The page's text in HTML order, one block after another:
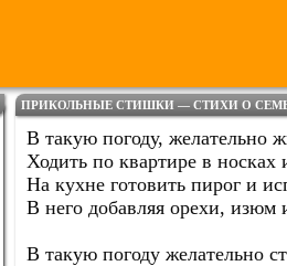
ПРИКОЛЬНЫЕ СТИШКИ — СТИХИ О
В такую погоду, желательно
Ходить по квартире в
На кухне готовить пирог и
В него добавляя орехи,
В такую погоду желательно